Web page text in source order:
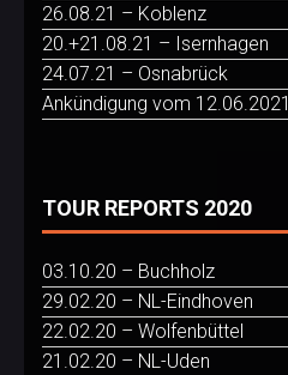
26.08.21 – Koblenz
20.+21.08.21 – Isernhagen
24.07.21 – Osnabrück
Ankündigung vom 12.06.2021
TOUR REPORTS 2020
03.10.20 – Buchholz
29.02.20 – NL-Eindhoven
22.02.20 – Wolfenbüttel
21.02.20 – NL-Uden